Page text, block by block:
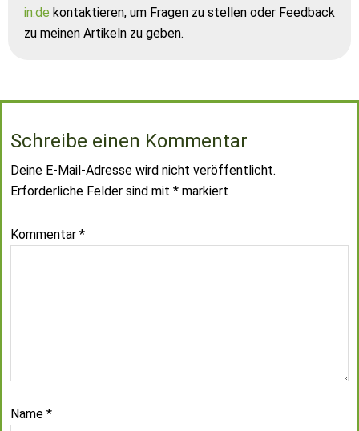
in.de kontaktieren, um Fragen zu stellen oder Feedback
zu meinen Artikeln zu geben.
Schreibe einen Kommentar
Deine E-Mail-Adresse wird nicht veröffentlicht.
Erforderliche Felder sind mit * markiert
Kommentar *
Name *